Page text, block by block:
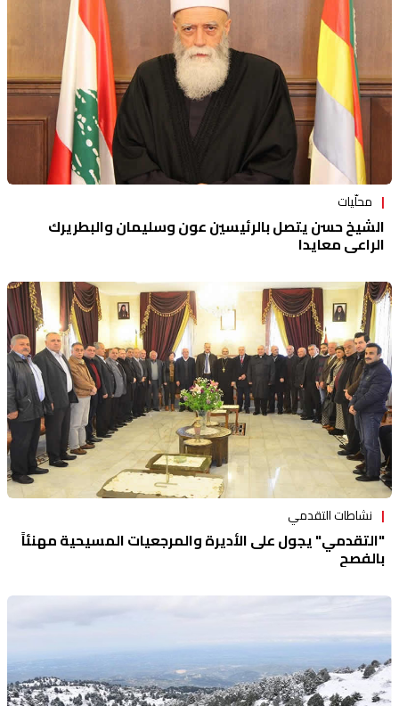
محلّيات
الشيخ حسن يتصل بالرئيسين عون وسليمان والبطريرك
الراعي معايدا
نشاطات التقدمي
"التقدمي" يجول على الأديرة والمرجعيات المسيحية مهنئاً
بالفصح